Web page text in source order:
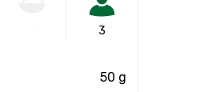
3
50 g